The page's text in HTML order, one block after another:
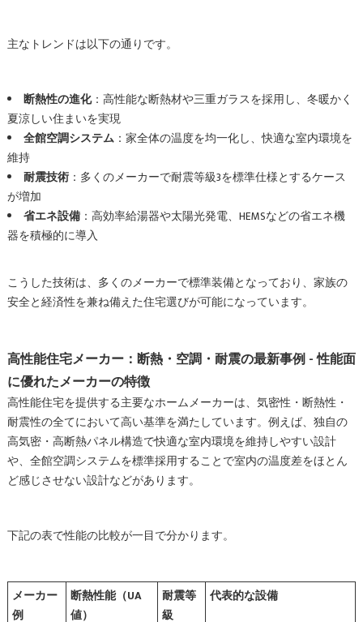
主なトレンドは以下の通りです。
断熱性の進化：高性能な断熱材や三重ガラスを採用し、冬暖かく
夏涼しい住まいを実現
全館空調システム：家全体の温度を均一化し、快適な室内環境を
維持
耐震技術：多くのメーカーで耐震等級3を標準仕様とするケース
が増加
省エネ設備：高効率給湯器や太陽光発電、HEMSなどの省エネ機
器を積極的に導入
こうした技術は、多くのメーカーで標準装備となっており、家族の
安全と経済性を兼ね備えた住宅選びが可能になっています。
高性能住宅メーカー：断熱・空調・耐震の最新事例 - 性能面
に優れたメーカーの特徴
高性能住宅を提供する主要なホームメーカーは、気密性・断熱性・
耐震性の全てにおいて高い基準を満たしています。例えば、独自の
高気密・高断熱パネル構造で快適な室内環境を維持しやすい設計
や、全館空調システムを標準採用することで室内の温度差をほとん
ど感じさせない設計などがあります。
下記の表で性能の比較が一目で分かります。
メーカー
例
断熱性能（UA
値）
耐震等
級
代表的な設備